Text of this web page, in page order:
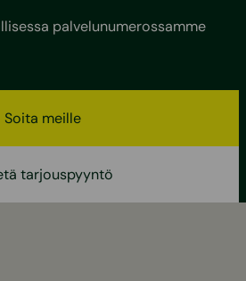
palvelunumerossamme
Soita meille
tarjouspyyntö